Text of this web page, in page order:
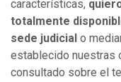
características,
totalmente
sede judicial o
establecido nuestras
consultado sobre el